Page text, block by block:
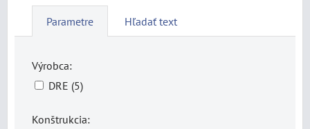
Parametre Hľadať text
Výrobca:
DRE (5)
Konštrukcia: